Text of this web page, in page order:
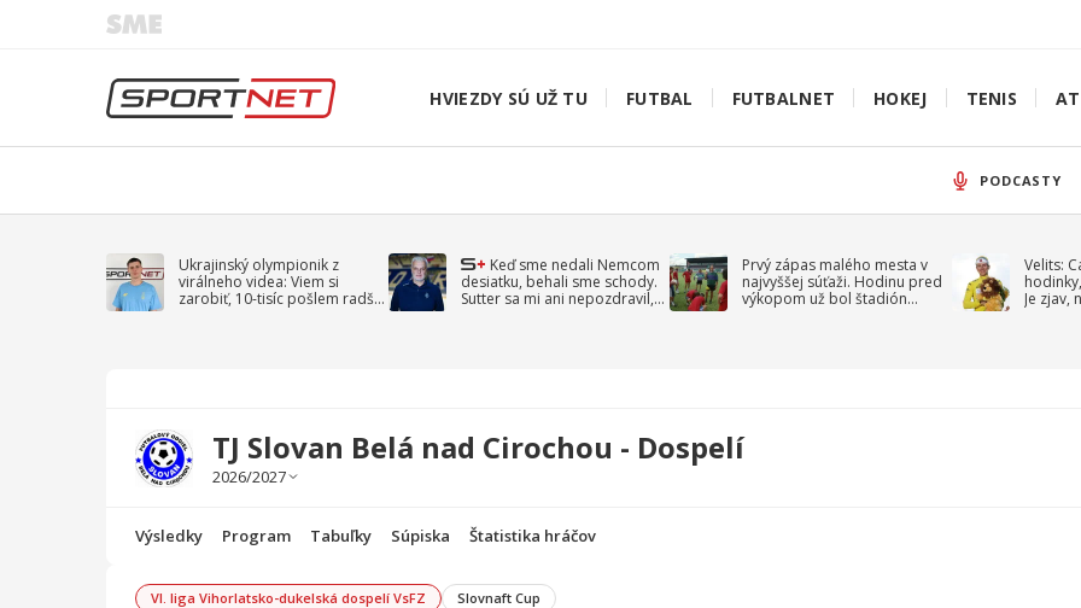
HVIEZDY SÚ UŽ TU FUTBAL FUTBALNET HOKEJ TENIS
PODCASTY
Ukrajinský olympionik z
virálneho videa: Viem si
zarobiť, 10-tisíc pošlem radšej
Keď sme nedali Nemcom
desiatku, behali sme schody.
Sutter sa mi ani nepozdravil,
Prvý zápas malého mesta v
najvyššej súťaži. Hodinu pred
výkopom už bol štadión
Velits:
Je zjav,
TJ Slovan Belá nad Cirochou - Dospelí
Výsledky Program Tabuľky Súpiska Štatistika hráčov
VI. liga Vihorlatsko-dukelská dospelí VsFZ Slovnaft Cup